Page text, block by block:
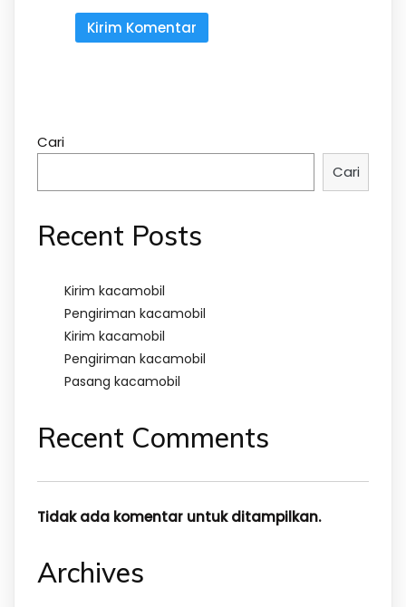
Cari
Cari
Recent Posts
Kirim kacamobil
Pengiriman kacamobil
Kirim kacamobil
Pengiriman kacamobil
Pasang kacamobil
Recent Comments
Tidak ada komentar untuk ditampilkan.
Archives